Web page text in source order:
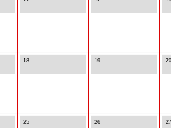
18 19 20
25 26 27